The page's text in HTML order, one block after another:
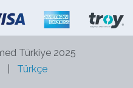
Türkiye 2025
Türkçe